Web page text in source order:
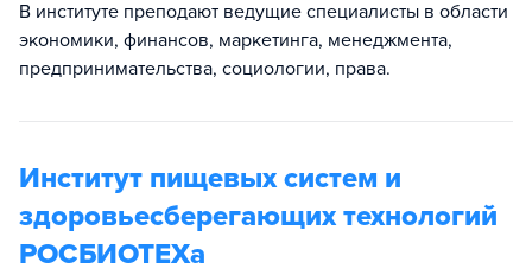
В институте преподают ведущие специалисты в области
экономики, финансов, маркетинга, менеджмента,
предпринимательства, социологии, права.
Институт пищевых систем и
здоровьесберегающих технологий
РОСБИОТЕХа